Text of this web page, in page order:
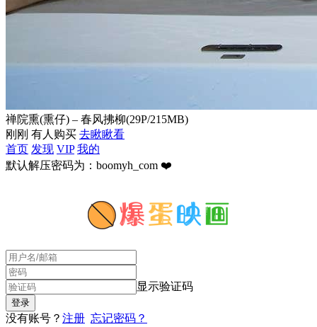
禅院熏(熏仔) – 春风拂柳(29P/215MB)
刚刚 有人购买 去瞅瞅看
首页 发现 VIP 我的
默认解压密码为：boomyh_com ❤️
显示验证码
没有账号？ 注册 忘记密码？